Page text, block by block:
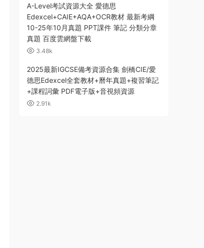
A-Level考試資源大全 愛德思
Edexcel+CAIE+AQA+OCR教材 最新考綱
10-25年10月真題 PPT課件 筆記 分類分章
真題 百度雲網盤下載
3.48k
2025最新IGCSE備考資源合集 劍橋CIE/愛
德思Edexcel全套教材+曆年真題+複習筆記
+課程詞彙 PDF電子版+音視頻資源
2.91k